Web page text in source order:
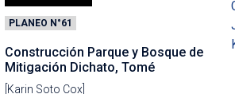
PLANEO N°61
Construcción Parque y Bosque de
Mitigación Dichato, Tomé
[Karin Soto Cox]